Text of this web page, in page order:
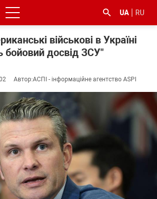
UA RU
військові в Україні
бойовий досвід ЗСУ"
Автор:АСПІ - інформаційне агентство ASPI
#ДФС #Київ #коронавірус